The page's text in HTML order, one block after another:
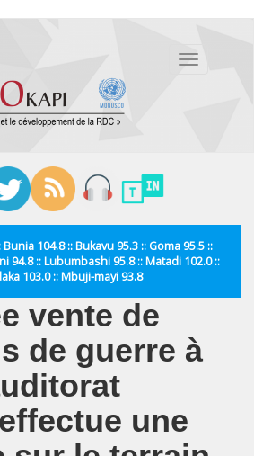
Toggle
104.8 :: Bukavu 95.3 :: Goma 95.5 ::
94.8 :: Lubumbashi 95.8 :: Matadi 102.0 ::
103.0 :: Mbuji-mayi 93.8
vente de
de guerre à
une